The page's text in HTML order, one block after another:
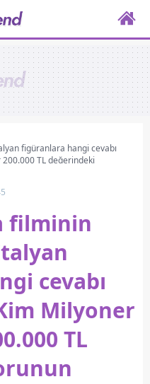
figüranlara hangi cevabı
TL değerindeki
filminin
cevabı
Milyoner
TL